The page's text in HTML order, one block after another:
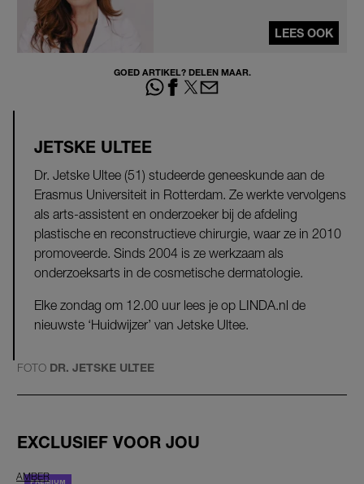
LEES OOK
GOED ARTIKEL? DELEN MAAR.
JETSKE ULTEE
Dr. Jetske Ultee (51) studeerde geneeskunde aan de
Erasmus Universiteit in Rotterdam. Ze werkte vervolgens
als arts-assistent en onderzoeker bij de afdeling
plastische en reconstructieve chirurgie, waar ze in 2010
promoveerde. Sinds 2004 is ze werkzaam als
onderzoeksarts in de cosmetische dermatologie.
Elke zondag om 12.00 uur lees je op LINDA.nl de
nieuwste ‘Huidwijzer’ van Jetske Ultee.
FOTO DR. JETSKE ULTEE
EXCLUSIEF VOOR JOU
AMBER